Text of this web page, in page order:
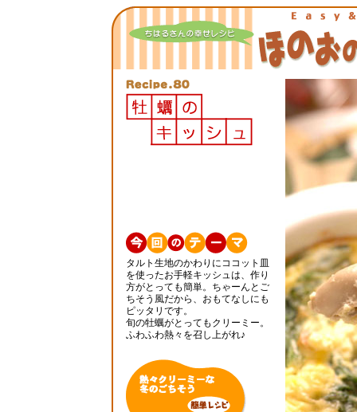
タルト生地のかわりにココット皿
を使ったお手軽キッシュは、作り
方がとっても簡単。ちゃーんとご
ちそう風だから、おもてなしにも
ピッタリです。
旬の牡蠣がとってもクリーミー。
ふわふわ熱々を召し上がれ♪